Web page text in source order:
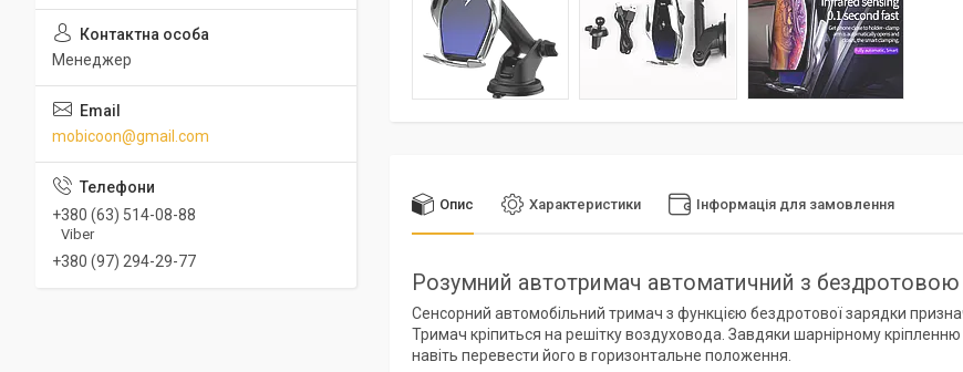
Опис Характеристики Інформація для замовлення
Розумний автотримач автоматичний з
Сенсорний автомобільний тримач з функцією бездротової зарядки
Тримач кріпиться на решітку воздуховода. Завдяки шарнірному
навіть перевести його в горизонтальне положення.
Менеджер
mobicoon@gmail.com
+380 (63) 514-08-88
Viber
+380 (97) 294-29-77